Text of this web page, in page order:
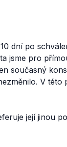
dní po
jsme pro
současný
V této
její jinou